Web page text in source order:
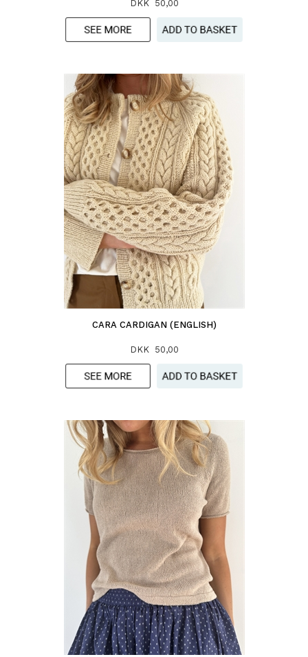
DKK 50,00
CARA CARDIGAN (ENGLISH)
DKK 50,00